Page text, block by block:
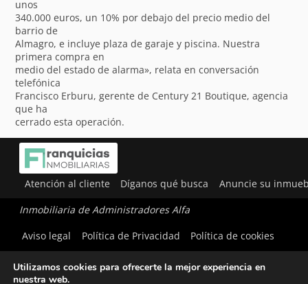
unos
340.000 euros, un 10% por debajo del precio medio del
barrio de
Almagro, e incluye plaza de garaje y piscina. Nuestra
primera compra en
medio del estado de alarma», relata en conversación
telefónica
Francisco Erburu, gerente de Century 21 Boutique, agencia
que ha
cerrado esta operación.
Atención al cliente Díganos qué busca Anuncie su
Inmobiliaria de Administradores Alfa
Aviso legal
Política de Privacidad Política de cookies
Utilizamos cookies para ofrecerte la mejor experiencia en
nuestra web.